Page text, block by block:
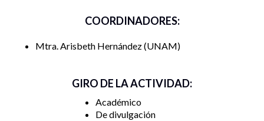
COORDINADORES:
Mtra. Arisbeth Hernández UNAM
GIRO DE LA ACTIVIDAD:
Académico
De divulgación